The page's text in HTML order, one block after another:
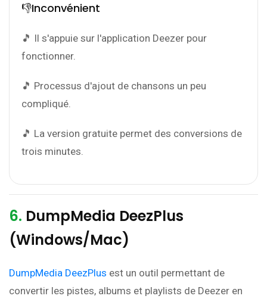
👎Inconvénient
🎵 Il s'appuie sur l'application Deezer pour
fonctionner.
🎵 Processus d'ajout de chansons un peu
compliqué.
🎵 La version gratuite permet des conversions de
trois minutes.
6. DumpMedia DeezPlus
(Windows/Mac)
DumpMedia DeezPlus est un outil permettant de
convertir les pistes, albums et playlists de Deezer en